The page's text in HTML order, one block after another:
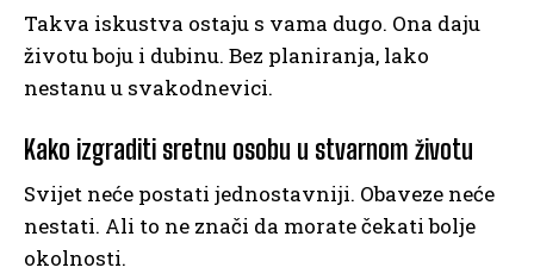
Takva iskustva ostaju s vama dugo. Ona daju
životu boju i dubinu. Bez planiranja, lako
nestanu u svakodnevici.
Kako izgraditi sretnu osobu u stvarnom životu
Svijet neće postati jednostavniji. Obaveze neće
nestati. Ali to ne znači da morate čekati bolje
okolnosti.